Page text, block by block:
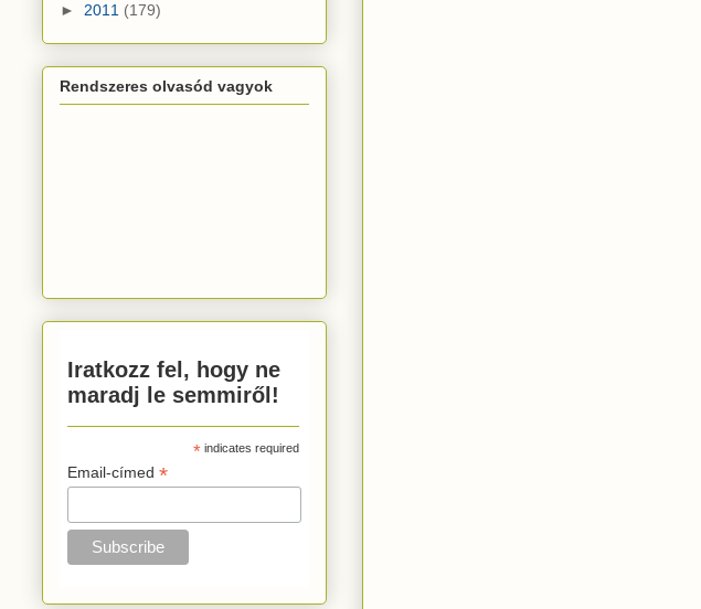
► 2011 (179)
Rendszeres olvasód vagyok
Iratkozz fel, hogy ne
maradj le semmiről!
* indicates required
Email-címed *